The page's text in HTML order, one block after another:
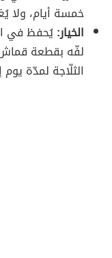
خمسة أيام، ولا
الخيار:يُحفظ في
لفّه بقطعة قماش
الثلّاجة لمدّة